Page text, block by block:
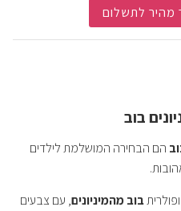
מהיר לתשלום
בוב
הם הבחירה המושלמת לילדים
בוב מהמיניונים, עם צבעים